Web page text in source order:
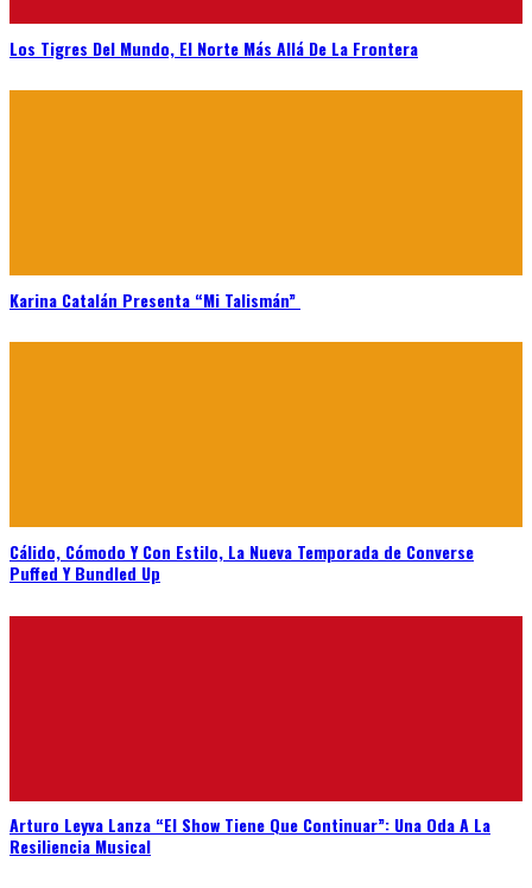
Los Tigres Del Mundo, El Norte Más Allá De La Frontera
Karina Catalán Presenta “Mi Talismán”
Cálido, Cómodo Y Con Estilo, La Nueva Temporada de Converse
Puffed Y Bundled Up
Arturo Leyva Lanza “El Show Tiene Que Continuar”: Una Oda A La
Resiliencia Musical